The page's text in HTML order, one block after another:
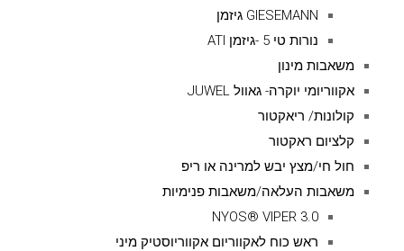
GIESEMANN גיזמן
נורות טי 5 -גיזמן ATI
משאבות מינון
אקווריומי יוקרה- גאוול JUWEL
קולונות/ ריאקטור
קלציום ראקטור
חול חי/מצץ יבש למרינה או ריפ
משאבות העלאה/משאבות פנימיות
NYOS® VIPER 3.0
ראש כוח לאקווריום אקווריוסטיק מיני